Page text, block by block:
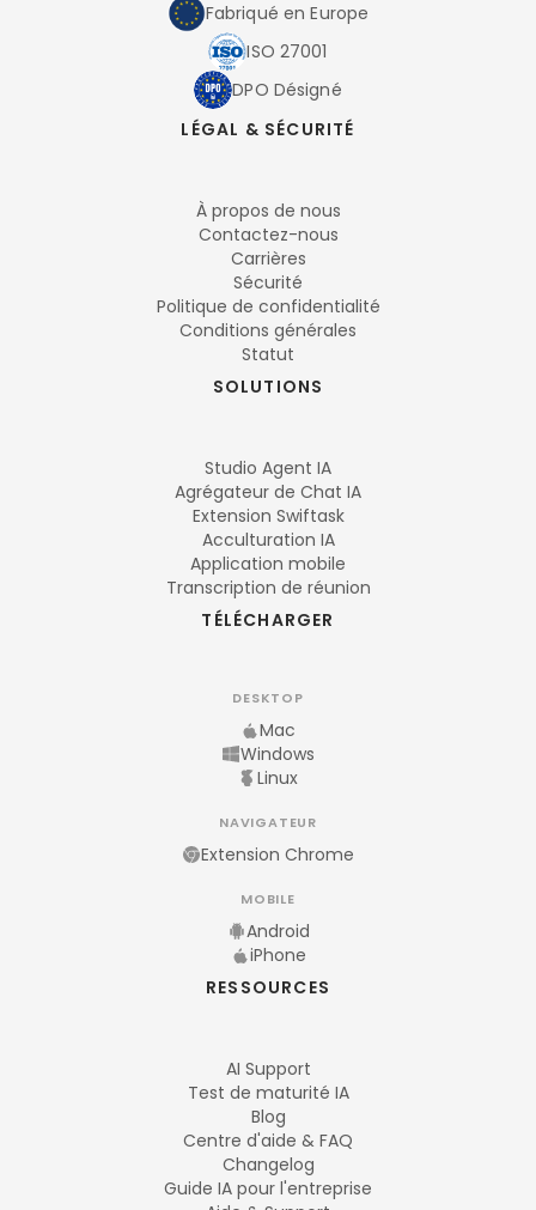
Fabriqué en Europe
ISO 27001
DPO Désigné
LÉGAL & SÉCURITÉ
À propos de nous
Contactez-nous
Carrières
Sécurité
Politique de confidentialité
Conditions générales
Statut
SOLUTIONS
Studio Agent IA
Agrégateur de Chat IA
Extension Swiftask
Acculturation IA
Application mobile
Transcription de réunion
TÉLÉCHARGER
DESKTOP
Mac
Windows
Linux
NAVIGATEUR
Extension Chrome
MOBILE
Android
iPhone
RESSOURCES
AI Support
Test de maturité IA
Blog
Centre d'aide & FAQ
Changelog
Guide IA pour l'entreprise